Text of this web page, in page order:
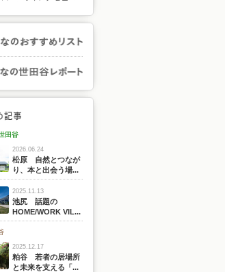
2026.06.24
松原 自然とつなが
り、本と出会う場...
2025.11.13
池尻 話題の
HOME/WORK VIL...
2025.12.17
粕谷 若者の居場所
と未来を支える「...